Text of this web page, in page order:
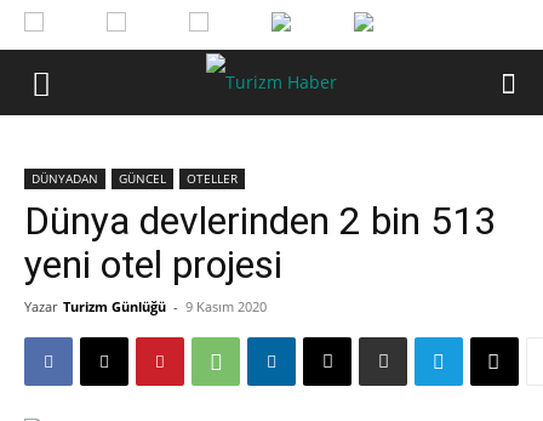
DÜNYADAN GÜNCEL OTELLER
Dünya devlerinden 2 bin 513
yeni otel projesi
Yazar Turizm Günlüğü - 9 Kasım 2020